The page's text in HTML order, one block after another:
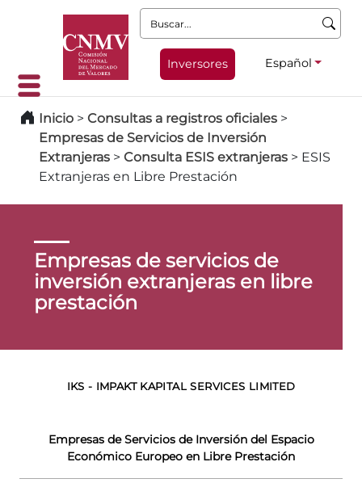
Buscar:
Inversores Español
Inicio > Consultas a registros oficiales >
Empresas de Servicios de Inversión
Extranjeras > Consulta ESIS extranjeras > ESIS
Extranjeras en Libre Prestación
Empresas de servicios de
inversión extranjeras en libre
prestación
IKS - IMPAKT KAPITAL SERVICES LIMITED
Empresas de Servicios de Inversión del Espacio
Económico Europeo en Libre Prestación